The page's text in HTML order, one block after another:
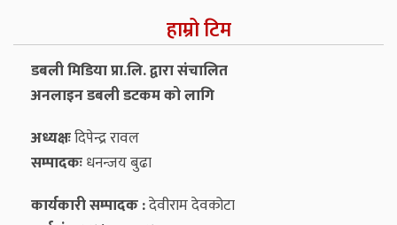
हाम्रो टिम
डबली मिडिया प्रा.लि. द्वारा संचालित
अनलाइन डबली डटकम को लागि
अध्यक्षःदिपेन्द्र रावल
सम्पादकःधनन्‍जय बुढा
कार्यकारी सम्पादक :देवीराम देवकोटा